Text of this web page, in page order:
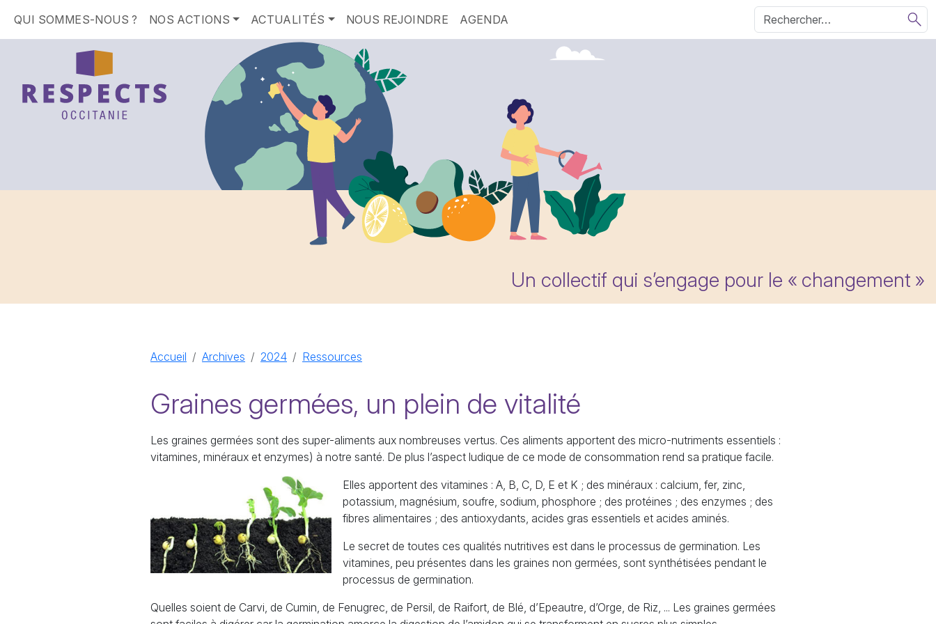
QUI SOMMES-NOUS ? NOS ACTIONS ACTUALITÉS NOUS REJOINDRE AGENDA
Un collectif qui s’engage pour le « changement »
Accueil Archives 2024 Ressources
Graines germées, un plein de vitalité
Les graines germées sont des super-aliments aux nombreuses vertus. Ces aliments apportent des micro-nutriments essentiels :
vitamines, minéraux et enzymes) à notre santé. De plus l’aspect ludique de ce mode de consommation rend sa pratique facile.
Elles apportent des vitamines : A, B, C, D, E et K ; des minéraux : calcium, fer, zinc,
potassium, magnésium, soufre, sodium, phosphore ; des protéines ; des enzymes ; des
fibres alimentaires ; des antioxydants, acides gras essentiels et acides aminés.
Le secret de toutes ces qualités nutritives est dans le processus de germination. Les
vitamines, peu présentes dans les graines non germées, sont synthétisées pendant le
processus de germination.
Quelles soient de Carvi, de Cumin, de Fenugrec, de Persil, de Raifort, de Blé, d’Epeautre, d’Orge, de Riz, ... Les graines germées